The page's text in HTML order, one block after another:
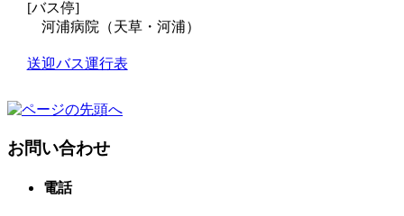
[バス停]
河浦病院（天草・河浦）
送迎バス運行表
お問い合わせ
電話